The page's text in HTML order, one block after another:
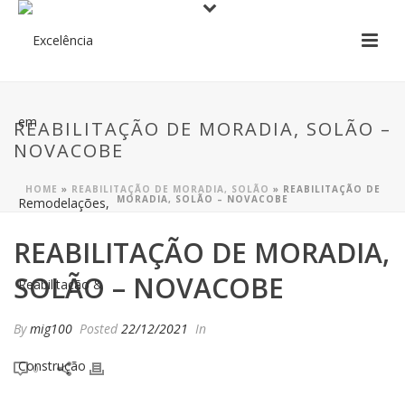
REABILITAÇÃO DE MORADIA, SOLÃO –
NOVACOBE
HOME » REABILITAÇÃO DE MORADIA, SOLÃO » REABILITAÇÃO DE
MORADIA, SOLÃO – NOVACOBE
REABILITAÇÃO DE MORADIA,
SOLÃO – NOVACOBE
Bymig100 Posted 22/12/2021 In
0